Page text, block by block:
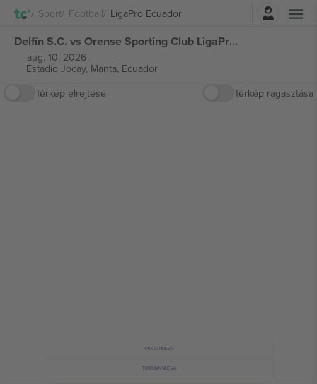
Sport Football LigaPro EcuadorBelépés
Delfín S.C. vs Orense Sporting Club LigaPro Ecuador jegyek
aug. 10, 2026
Estadio Jocay, Manta, Ecuador
Térkép elrejtése
Térkép ragasztása
TRIBUNA NUEVA
PALCO NUEVO